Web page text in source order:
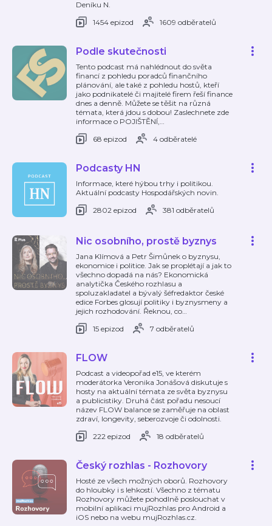
Deníku N.
1454 epizod
1609 odběratelů
Podle skutečnosti
Tento podcast má nahlédnout do světa
financí z pohledu poradců finančního
plánování, ale také z pohledu hostů, kteří
jako podnikatelé či majitelé firem řeší finance
dnes a denně. Můžete se těšit na různá
témata, která jdou s dobou! Zaslechnete zde
informace o POJIŠTĚNÍ,…
68 epizod
4 odběratelé
Podcasty HN
Informace, které hýbou trhy i politikou.
Aktuální podcasty Hospodářských novin.
2802 epizod
381 odběratelů
Nic osobního, prostě byznys
Jana Klímová a Petr Šimůnek o byznysu,
ekonomice i politice. Jak se proplétají a jak to
všechno dopadá na nás? Ekonomická
analytička Českého rozhlasu a
spoluzakladatel a bývalý šéfredaktor české
edice Forbes glosují politiky i byznysmeny a
jejich rozhodování. Řeknou, co…
15 epizod
7 odběratelů
FLOW
Podcast a videopořad e15, ve kterém
moderátorka Veronika Jonášová diskutuje s
hosty na aktuální témata ze světa byznysu
a publicistiky. Druhá část pořadu nesoucí
název FLOW balance se zaměřuje na oblast
zdraví, longevity, seberozvoje či odolnosti.
222 epizod
18 odběratelů
Český rozhlas - Rozhovory
Hosté ze všech možných oborů. Rozhovory
do hloubky i s lehkostí. Všechno z tématu
Rozhovory můžete pohodlně poslouchat v
mobilní aplikaci mujRozhlas pro Android a
iOS nebo na webu mujRozhlas.cz.